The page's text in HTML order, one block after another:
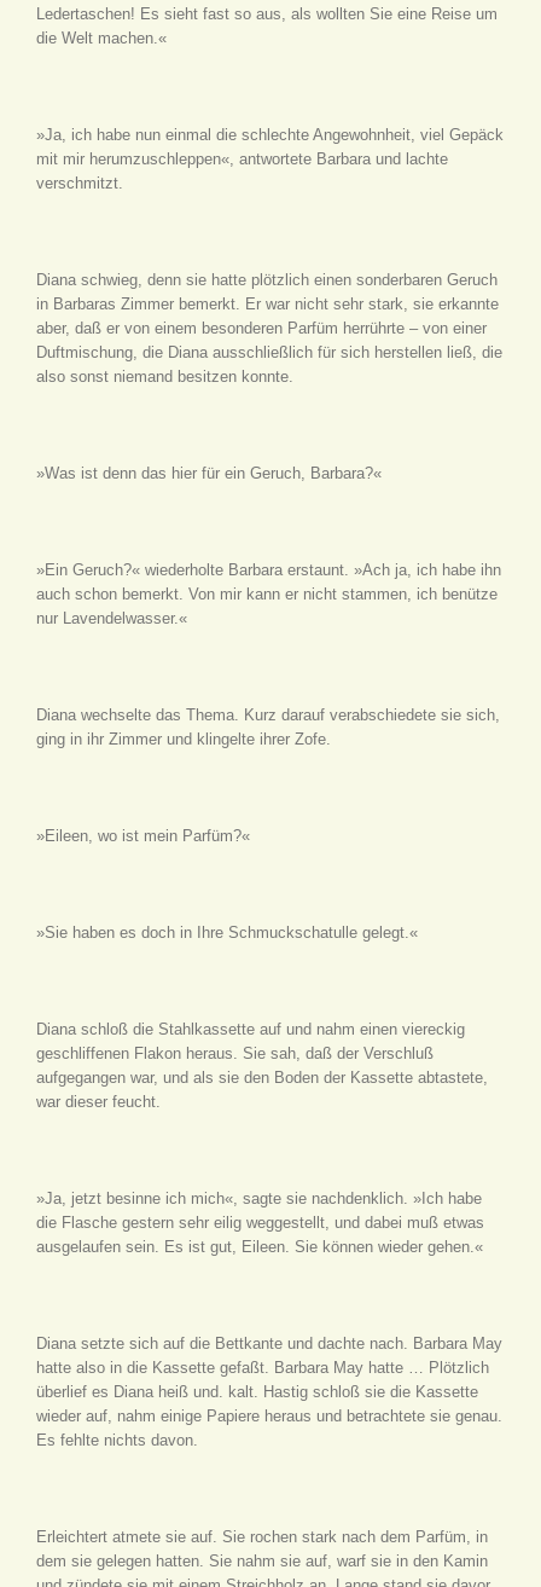
Ledertaschen! Es sieht fast so aus, als wollten Sie eine Reise um
die Welt machen.«
»Ja, ich habe nun einmal die schlechte Angewohnheit, viel Gepäck
mit mir herumzuschleppen«, antwortete Barbara und lachte
verschmitzt.
Diana schwieg, denn sie hatte plötzlich einen sonderbaren Geruch
in Barbaras Zimmer bemerkt. Er war nicht sehr stark, sie erkannte
aber, daß er von einem besonderen Parfüm herrührte – von einer
Duftmischung, die Diana ausschließlich für sich herstellen ließ, die
also sonst niemand besitzen konnte.
»Was ist denn das hier für ein Geruch, Barbara?«
»Ein Geruch?« wiederholte Barbara erstaunt. »Ach ja, ich habe ihn
auch schon bemerkt. Von mir kann er nicht stammen, ich benütze
nur Lavendelwasser.«
Diana wechselte das Thema. Kurz darauf verabschiedete sie sich,
ging in ihr Zimmer und klingelte ihrer Zofe.
»Eileen, wo ist mein Parfüm?«
»Sie haben es doch in Ihre Schmuckschatulle gelegt.«
Diana schloß die Stahlkassette auf und nahm einen viereckig
geschliffenen Flakon heraus. Sie sah, daß der Verschluß
aufgegangen war, und als sie den Boden der Kassette abtastete,
war dieser feucht.
»Ja, jetzt besinne ich mich«, sagte sie nachdenklich. »Ich habe
die Flasche gestern sehr eilig weggestellt, und dabei muß etwas
ausgelaufen sein. Es ist gut, Eileen. Sie können wieder gehen.«
Diana setzte sich auf die Bettkante und dachte nach. Barbara May
hatte also in die Kassette gefaßt. Barbara May hatte … Plötzlich
überlief es Diana heiß und. kalt. Hastig schloß sie die Kassette
wieder auf, nahm einige Papiere heraus und betrachtete sie genau.
Es fehlte nichts davon.
Erleichtert atmete sie auf. Sie rochen stark nach dem Parfüm, in
dem sie gelegen hatten. Sie nahm sie auf, warf sie in den Kamin